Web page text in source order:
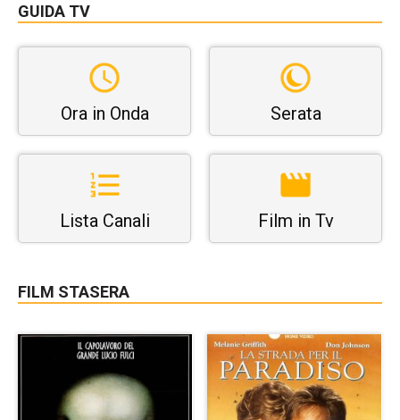
GUIDA TV
Ora in Onda Serata
Lista Canali Film in Tv
FILM STASERA